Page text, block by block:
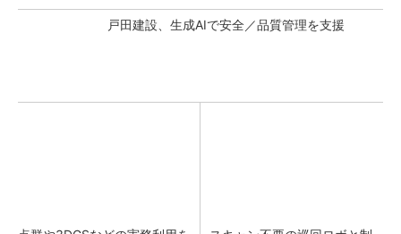
戸田建設、生成AIで安全／品質管理を支援